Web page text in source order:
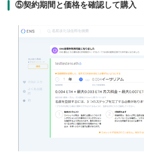
⑤契約期間と価格を確認して購入